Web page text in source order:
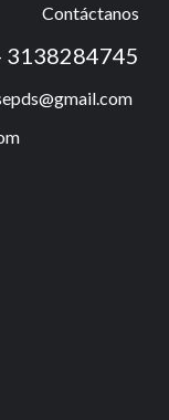
Contáctanos
3138284745